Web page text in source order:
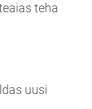
teha
uusi